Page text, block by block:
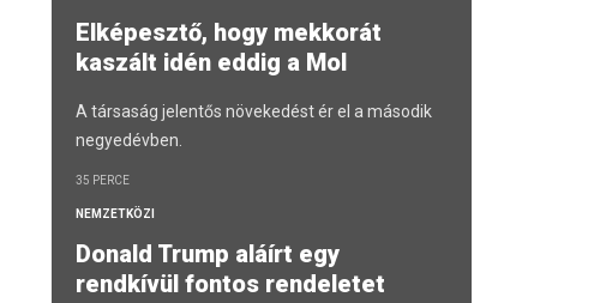
Elképesztő, hogy mekkorát
kaszált idén eddig a Mol
A társaság jelentős növekedést ér el a második
negyedévben.
35 PERCE
NEMZETKÖZI
Donald Trump aláírt egy
rendkívül fontos rendeletet